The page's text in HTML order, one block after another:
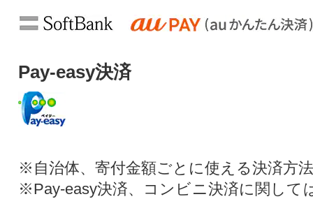
Pay-easy決済
※自治体、寄付金額ごとに使える決済方
※Pay-easy決済、コンビニ決済に関して